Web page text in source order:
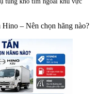
– Nên chọn hãng nào?